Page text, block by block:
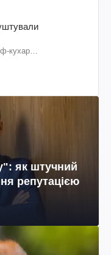
кухар
як штучний
репутацією